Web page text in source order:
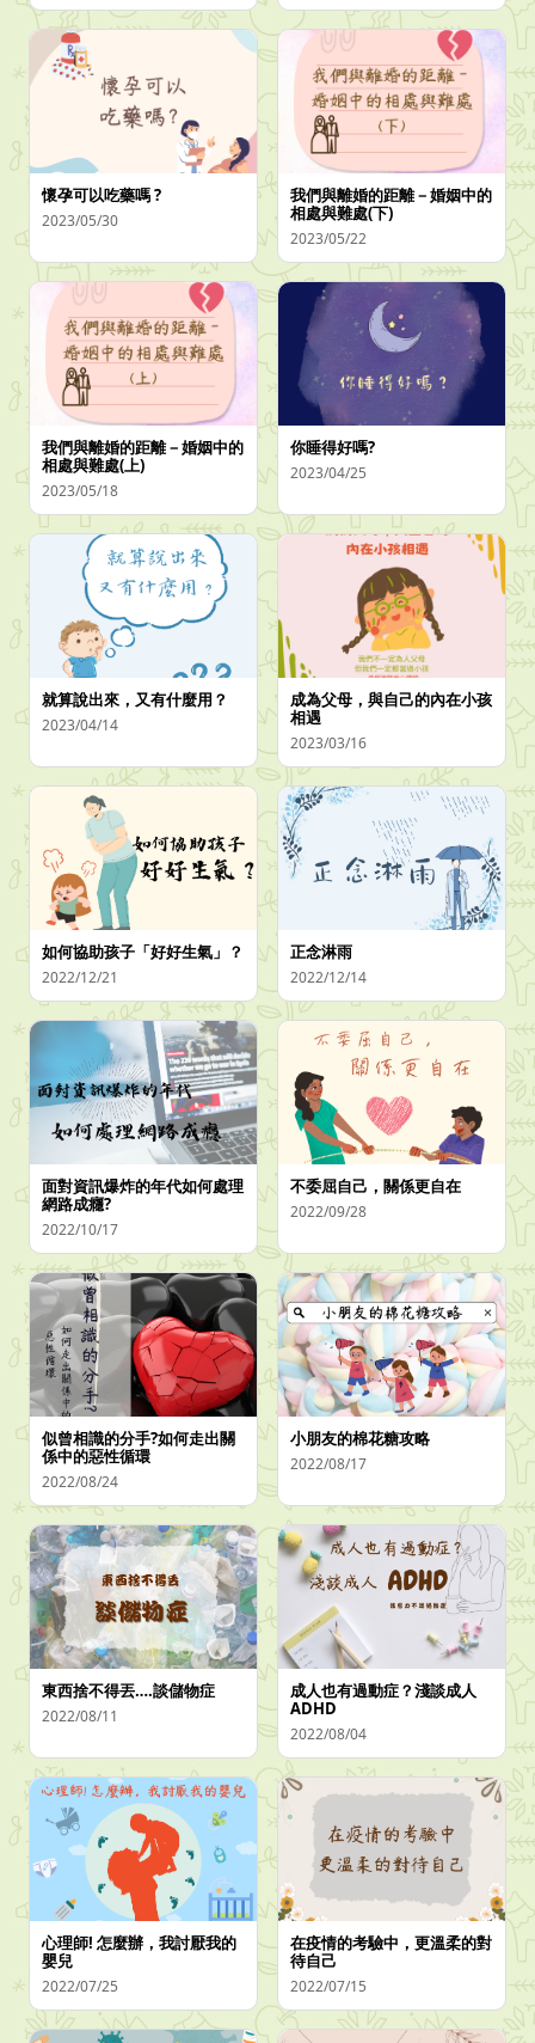
懷孕可以吃藥嗎 ?
2023/05/30
我們與離婚的距離－婚姻中的
相處與難處(下)
2023/05/22
我們與離婚的距離－婚姻中的
相處與難處(上)
2023/05/18
你睡得好嗎?
2023/04/25
就算說出來，又有什麼用？
2023/04/14
成為父母，與自己的內在小孩
相遇
2023/03/16
如何協助孩子「好好生氣」？
2022/12/21
正念淋雨
2022/12/14
面對資訊爆炸的年代如何處理
網路成癮?
2022/10/17
不委屈自己，關係更自在
2022/09/28
似曾相識的分手?如何走出關
係中的惡性循環
2022/08/24
小朋友的棉花糖攻略
2022/08/17
東西捨不得丟….談儲物症
2022/08/11
成人也有過動症？淺談成人
ADHD
2022/08/04
心理師! 怎麼辦，我討厭我的
嬰兒
2022/07/25
在疫情的考驗中，更溫柔的對
待自己
2022/07/15